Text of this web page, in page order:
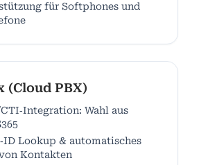
für Softphones und
(Cloud PBX)
Wahl aus
Lookup & automatisches
Kontakten